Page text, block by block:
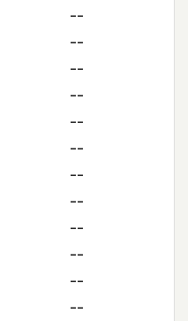
--
--
--
--
--
--
--
--
--
--
--
--